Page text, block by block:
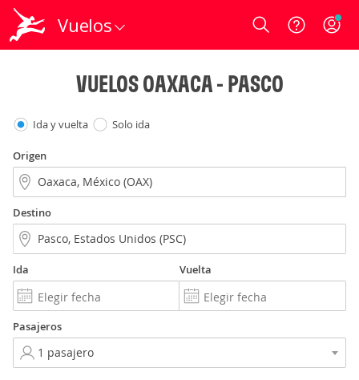
Vuelos Login
VUELOS OAXACA - PASCO
Ida y vuelta Solo ida
Origen
Destino
Ida Vuelta
Pasajeros